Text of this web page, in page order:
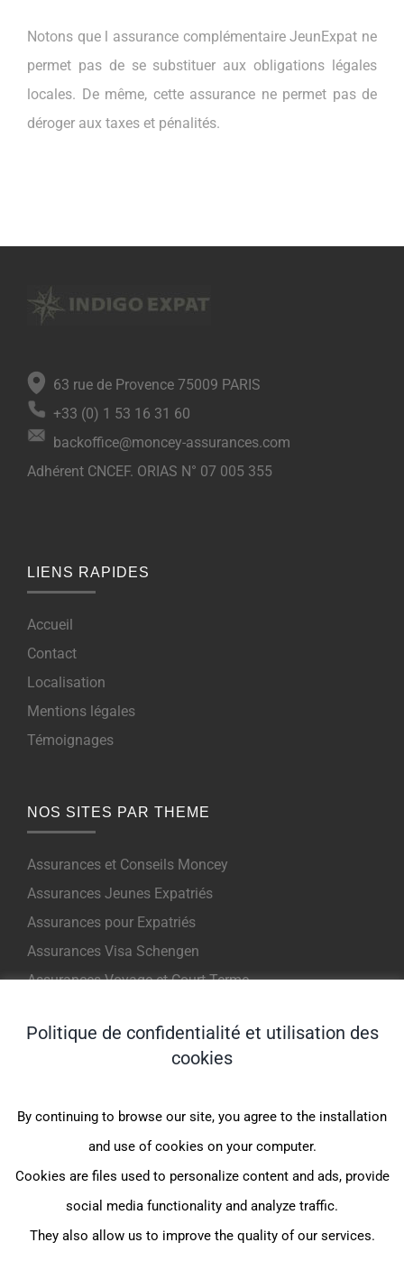
Notons que l assurance complémentaire JeunExpat ne
permet pas de se substituer aux obligations légales
locales. De même, cette assurance ne permet pas de
déroger aux taxes et pénalités.
63 rue de Provence 75009 PARIS
+33 (0) 1 53 16 31 60
backoffice@moncey-assurances.com
Adhérent CNCEF. ORIAS N° 07 005 355
LIENS RAPIDES
Accueil
Contact
Localisation
Mentions légales
Témoignages
NOS SITES PAR THEME
Assurances et Conseils Moncey
Assurances Jeunes Expatriés
Assurances pour Expatriés
Assurances Visa Schengen
Assurances Voyage et Court Terme
NOS PRODUITS POUR EXPATRIES
Politique de confidentialité et utilisation des
cookies
By continuing to browse our site, you agree to the installation
and use of cookies on your computer.
Cookies are files used to personalize content and ads, provide
social media functionality and analyze traffic.
They also allow us to improve the quality of our services.